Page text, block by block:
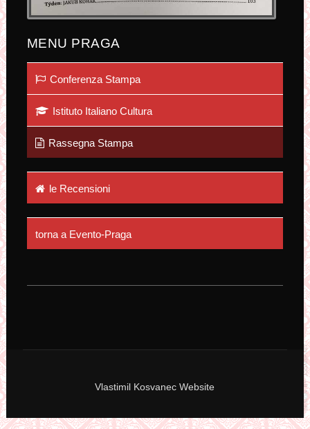
MENU PRAGA
Conferenza Stampa
Istituto Italiano Cultura
Rassegna Stampa
le Recensioni
torna a Evento-Praga
Vlastimil Kosvanec Website